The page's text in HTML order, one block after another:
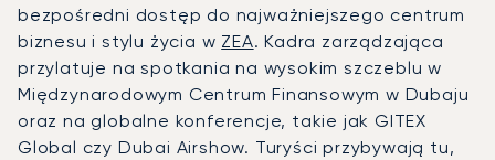
bezpośredni dostęp do najważniejszego centrum
biznesu i stylu życia w ZEA. Kadra zarządzająca
przylatuje na spotkania na wysokim szczeblu w
Międzynarodowym Centrum Finansowym w Dubaju
oraz na globalne konferencje, takie jak GITEX
Global czy Dubai Airshow. Turyści przybywają tu,